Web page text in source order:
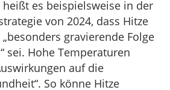
heißt es beispielsweise in der
von 2024, dass Hitze
gravierende Folge
sei. Hohe Temperaturen
auf die
So könne Hitze